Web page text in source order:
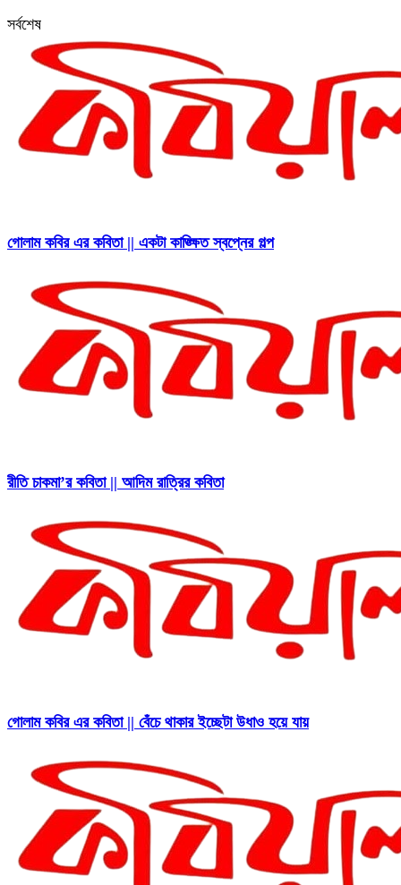
সর্বশেষ
গোলাম কবির এর কবিতা || একটা কাঙ্ক্ষিত স্বপ্নের গল্প
রীতি চাকমা’র কবিতা || আদিম রাত্রির কবিতা
গোলাম কবির এর কবিতা || বেঁচে থাকার ইচ্ছেটা উধাও হয়ে যায়